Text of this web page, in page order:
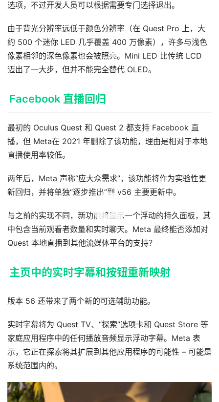
应
用
新
闻
V
设
名
观
资
源
下
载
R
坛
社
区
登录 注册
选项，不过开发人员可以根据需要专门选择退出。
由于背光分辨率远低于颜色分辨率（在 Quest Pro 上，大
约 500 个迷你 LED 几乎覆盖 400 万像素），许多与浅色
像素相邻的深色像素也会被照亮。Mini LED 比传统 LCD
迈出了一大步，但并不能完全替代 OLED。
Facebook 直播回归
最初的 Oculus Quest 和 Quest 2 都支持 Facebook 直
播，但 Meta在 2021 年删除了该功能，理由是相对于本地
直播使用率较低。
两年后，Meta 声称“应大众需求”，该功能将作为实验性更
新回归，并将单独“逐步推出”到 v56 主要更新中。
与之前的实现不同，新功能将显示一个浮动的持久面板，其
中包含当前观看者数量和实时聊天。Meta 最终能否添加对
Quest 本地直播到其他流媒体平台的支持？
主页中的实时字幕和按钮重新映射
版本 56 还带来了两个新的可选辅助功能。
实时字幕将为 Quest TV、“探索”选项卡和 Quest Store 等
家庭应用程序中的任何播放音频显示浮动字幕。Meta 表
示，它正在探索将其扩展到其他应用程序的可能性 – 可能是
系统范围内的。